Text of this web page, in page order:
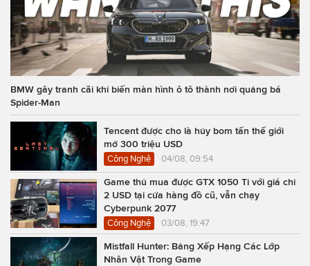
BMW gây tranh cãi khi biến màn hình ô tô thành nơi quảng bá
Spider-Man
Tencent được cho là hủy bom tấn thế giới
mở 300 triệu USD
Công Nghệ 04/08, 09:54
Game thủ mua được GTX 1050 Ti với giá chỉ
2 USD tại cửa hàng đồ cũ, vẫn chạy
Cyberpunk 2077
Công Nghệ 03/08, 19:47
Mistfall Hunter: Bảng Xếp Hạng Các Lớp
Nhân Vật Trong Game